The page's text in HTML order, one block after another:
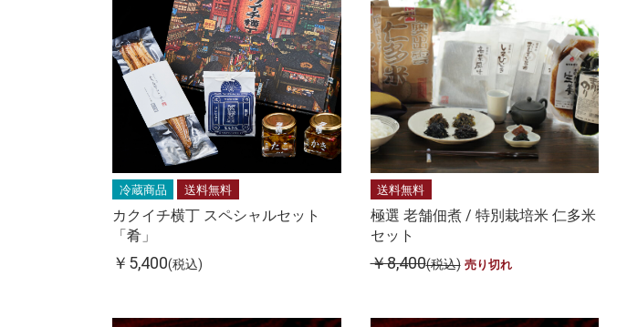
冷蔵商品 送料無料
カクイチ横丁 スペシャルセット
「肴」
￥5,400(税込)
送料無料
極選 老舗佃煮 / 特別栽培米 仁多米
セット
￥8,400(税込) 売り切れ